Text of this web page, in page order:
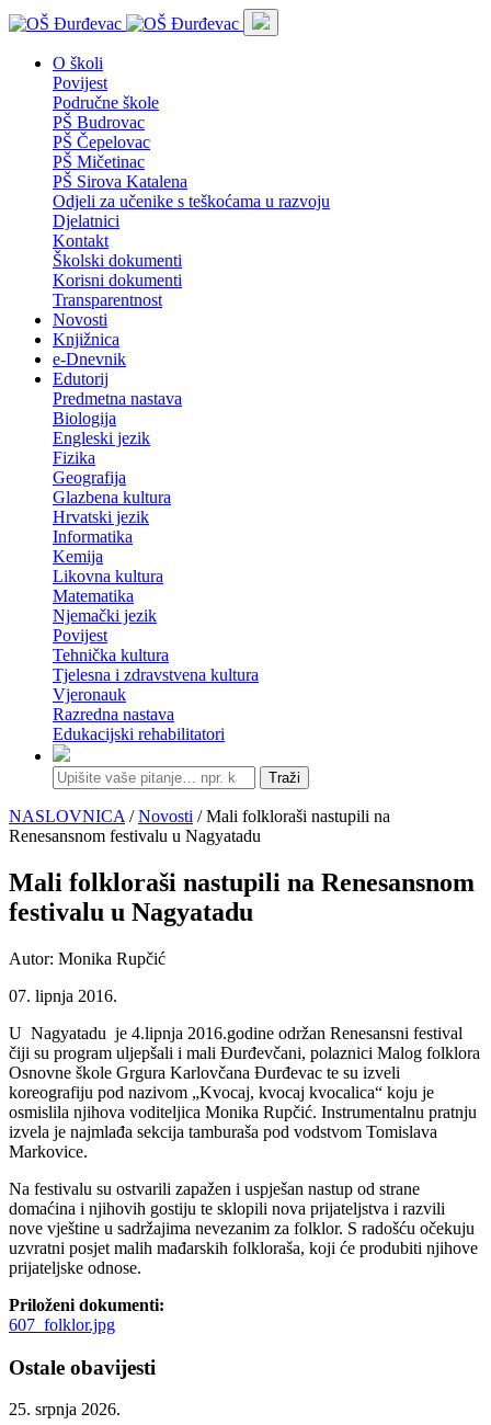
O školi
Povijest
Područne škole
PŠ Budrovac
PŠ Čepelovac
PŠ Mičetinac
PŠ Sirova Katalena
Odjeli za učenike s teškoćama u razvoju
Djelatnici
Kontakt
Školski dokumenti
Korisni dokumenti
Transparentnost
Novosti
Knjižnica
e-Dnevnik
Edutorij
Predmetna nastava
Biologija
Engleski jezik
Fizika
Geografija
Glazbena kultura
Hrvatski jezik
Informatika
Kemija
Likovna kultura
Matematika
Njemački jezik
Povijest
Tehnička kultura
Tjelesna i zdravstvena kultura
Vjeronauk
Razredna nastava
Edukacijski rehabilitatori
Traži
NASLOVNICA /Novosti / Mali folkloraši nastupili na
Renesansnom festivalu u Nagyatadu
Mali folkloraši nastupili na Renesansnom
festivalu u Nagyatadu
Autor: Monika Rupčić
07. lipnja 2016.
U Nagyatadu je 4.lipnja 2016.godine održan Renesansni festival
čiji su program uljepšali i mali Đurđevčani, polaznici Malog folklora
Osnovne škole Grgura Karlovčana Đurđevac te su izveli
koreografiju pod nazivom „Kvocaj, kvocaj kvocalica“ koju je
osmislila njihova voditeljica Monika Rupčić. Instrumentalnu pratnju
izvela je najmlađa sekcija tamburaša pod vodstvom Tomislava
Markovice.
Na festivalu su ostvarili zapažen i uspješan nastup od strane
domaćina i njihovih gostiju te sklopili nova prijateljstva i razvili
nove vještine u sadržajima nevezanim za folklor. S radošću očekuju
uzvratni posjet malih mađarskih folkloraša, koji će produbiti njihove
prijateljske odnose.
Priloženi dokumenti:
607_folklor.jpg
Ostale obavijesti
25. srpnja 2026.